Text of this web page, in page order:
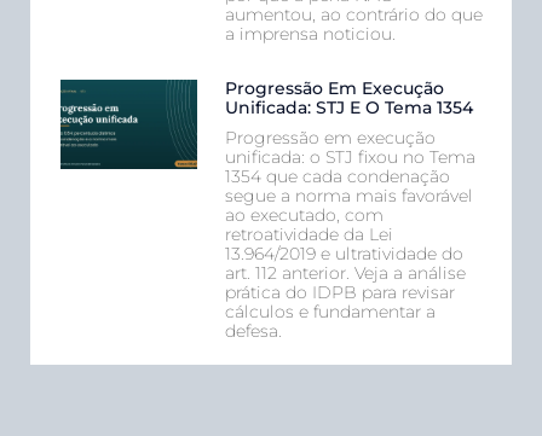
aumentou, ao contrário do que
a imprensa noticiou.
Progressão Em Execução
Unificada: STJ E O Tema 1354
Progressão em execução
unificada: o STJ fixou no Tema
1354 que cada condenação
segue a norma mais favorável
ao executado, com
retroatividade da Lei
13.964/2019 e ultratividade do
art. 112 anterior. Veja a análise
prática do IDPB para revisar
cálculos e fundamentar a
defesa.